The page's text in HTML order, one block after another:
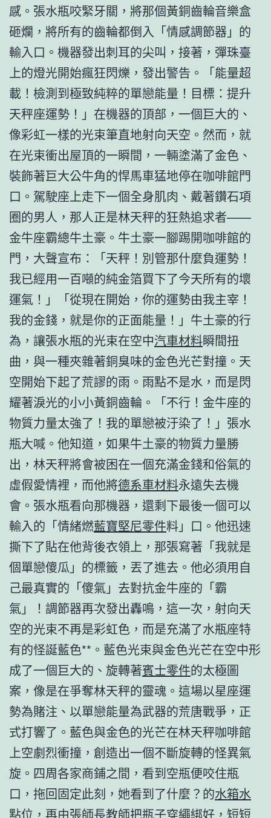
感。張水瓶咬緊牙關，將那個黃銅齒輪音樂盒
砸爛，將所有的齒輪都倒入「情感調節器」的
輸入口。機器發出刺耳的尖叫，接著，彈珠臺
上的燈光開始瘋狂閃爍，發出警告。「能量超
載！檢測到極致純粹的單戀能量！目標：提升
天秤座運勢！」在機器的頂部，一個巨大的、
像彩虹一樣的光束筆直地射向天空。然而，就
在光束衝出屋頂的一瞬間，一輛塗滿了金色、
裝飾著巨大公牛角的悍馬車猛地停在咖啡館門
口。駕駛座上走下一個全身肌肉、戴著鑽石項
圈的男人，那人正是林天秤的狂熱追求者——
金牛座霸總牛土豪。牛土豪一腳踢開咖啡館的
門，大聲宣布：「天秤！別管那什麼負運勢！
我已經用一百噸的純金箔買下了今天所有的壞
運氣！」「從現在開始，你的運勢由我主宰！
我的金錢，就是你的正面能量！」牛土豪的行
為，讓張水瓶的光束在空中汽車材料瞬間扭
曲，與一種夾雜著銅臭味的金色光芒對撞。天
空開始下起了荒謬的雨。雨點不是水，而是閃
耀著淚光的小小黃銅齒輪。「不行！金牛座的
物質力量太強了！我的單戀被汙染了！」張水
瓶大喊。他知道，如果牛土豪的物質力量勝
出，林天秤將會被困在一個充滿金錢和俗氣的
虛假愛情裡，而他將德系車材料永遠失去機
會。張水瓶看向那機器，還剩下最後一個可以
輸入的「情緒燃藍寶堅尼零件料」口。他迅速
撕下了貼在他背後衣領上，那張寫著「我就是
個單戀傻瓜」的標籤，丟了進去。他必須用自
己最真實的「傻氣」去對抗金牛座的「霸
氣」！調節器再次發出轟鳴，這一次，射向天
空的光束不再是彩虹色，而是充滿了水瓶座特
有的怪誕藍色**。藍色光束與金色光芒在空中形
成了一個巨大的、旋轉著賓士零件的太極圖
案，像是在爭奪林天秤的靈魂。這場以星座運
勢為賭注、以單戀能量為武器的荒唐戰爭，正
式打響了。藍色與金色的光芒在林天秤咖啡館
上空劇烈衝撞，創造出一個不斷旋轉的怪異氣
旋。四周各家商鋪之間，看到空瓶便咬住瓶
口，拖回固定此刻，她看到了什麼？的水箱水
點位，再由張師長教師把瓶子穿繩綁好，短短